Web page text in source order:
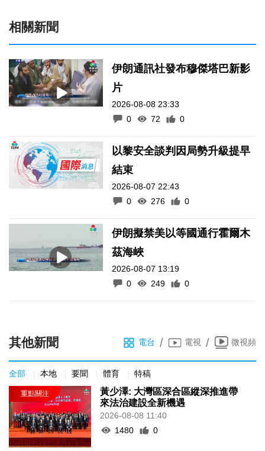
相關新聞
伊朗通訊社發布穆傑塔巴新影
片
2026-08-08 23:33
0
72 0
以黎安全談判因局勢升級提早
結束
2026-08-07 22:43
0
276 0
伊朗擬禁美以等國通行霍爾木
茲海峽
2026-08-07 13:19
0
249 0
其他新聞 電台 / 電視 / 微視頻
全部 本地 要聞 體育 特稿
黃少澤: 大灣區深合區縱深推進帶
來法治建設全新機遇
2026-08-08 11:40
1480
0